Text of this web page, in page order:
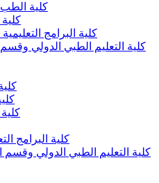
كلية الطب
كلية البرامج
كلية التعليم الطبي الدولي وقسم
كلية البرامج
كلية التعليم الطبي الدولي وقسم